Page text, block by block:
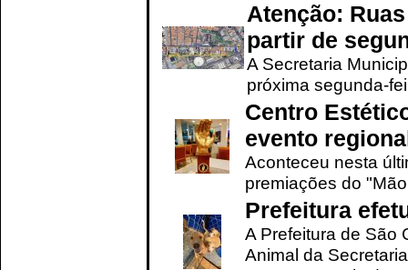
Atenção:
partir de
A Secretaria
próxima segunda-
Centro
evento
Aconteceu nesta
premiações do
Prefeitura
A Prefeitura de São
Animal da